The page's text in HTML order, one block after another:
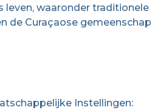
leven, waaronder
de Curaçaose
Instellingen: